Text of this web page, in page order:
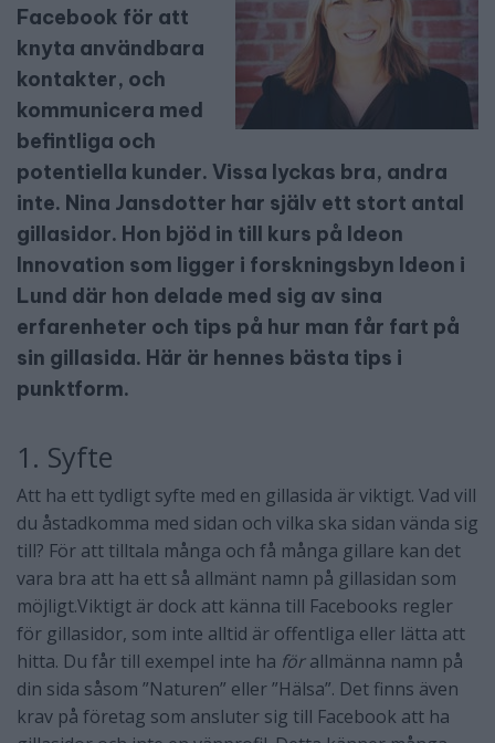
Facebook för att
knyta användbara
kontakter, och
kommunicera med
befintliga och
potentiella kunder. Vissa lyckas bra, andra
inte. Nina Jansdotter har själv ett stort antal
gillasidor. Hon bjöd in till kurs på Ideon
Innovation som ligger i forskningsbyn Ideon i
Lund där hon delade med sig av sina
erfarenheter och tips på hur man får fart på
sin gillasida. Här är hennes bästa tips i
punktform.
1. Syfte
Att ha ett tydligt syfte med en gillasida är viktigt. Vad vill
du åstadkomma med sidan och vilka ska sidan vända sig
till? För att tilltala många och få många gillare kan det
vara bra att ha ett så allmänt namn på gillasidan som
möjligt.Viktigt är dock att känna till Facebooks regler
för gillasidor, som inte alltid är offentliga eller lätta att
hitta. Du får till exempel inte ha förallmänna namn på
din sida såsom ”Naturen” eller ”Hälsa”. Det finns även
krav på företag som ansluter sig till Facebook att ha